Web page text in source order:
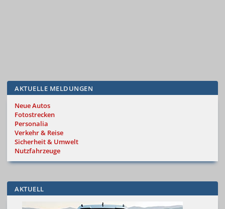
AKTUELLE MELDUNGEN
Neue Autos
Fotostrecken
Personalia
Verkehr & Reise
Sicherheit & Umwelt
Nutzfahrzeuge
AKTUELL